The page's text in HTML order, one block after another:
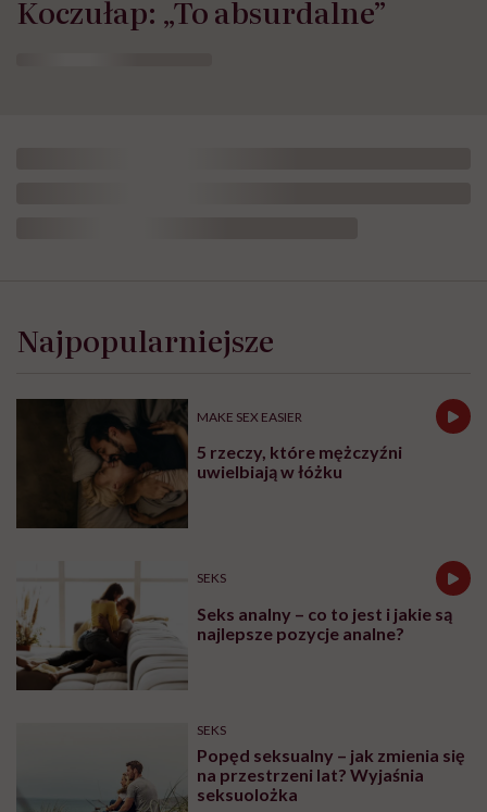
Koczułap: „To absurdalne”
Najpopularniejsze
MAKE SEX EASIER
5 rzeczy, które mężczyźni
uwielbiają w łóżku
SEKS
Seks analny – co to jest i jakie są
najlepsze pozycje analne?
SEKS
Popęd seksualny – jak zmienia się
na przestrzeni lat? Wyjaśnia
seksuolożka